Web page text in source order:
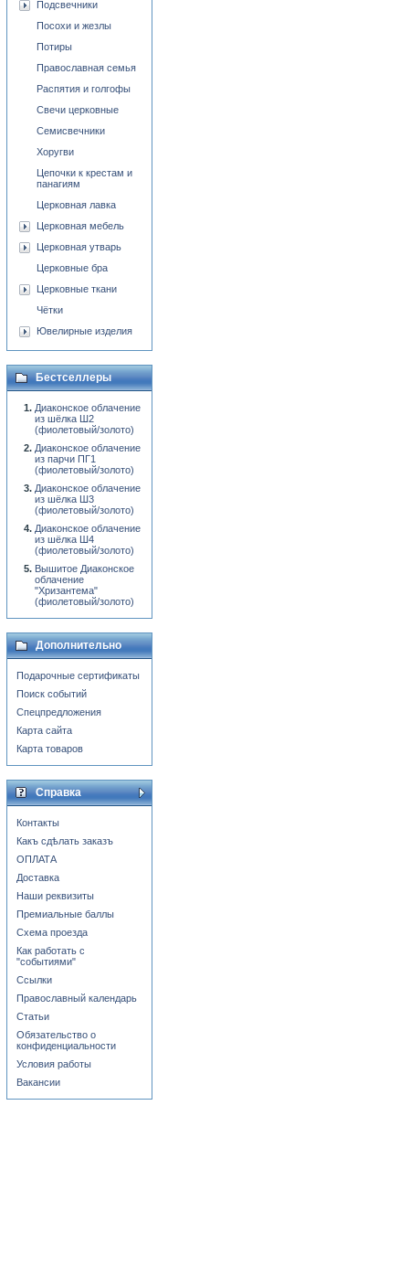
Подсвечники
Посохи и жезлы
Потиры
Православная семья
Распятия и голгофы
Свечи церковные
Семисвечники
Хоругви
Цепочки к крестам и
панагиям
Церковная лавка
Церковная мебель
Церковная утварь
Церковные бра
Церковные ткани
Чётки
Ювелирные изделия
Бестселлеры
Диаконское облачение
из шёлка Ш2
(фиолетовый/золото)
Диаконское облачение
из парчи ПГ1
(фиолетовый/золото)
Диаконское облачение
из шёлка Ш3
(фиолетовый/золото)
Диаконское облачение
из шёлка Ш4
(фиолетовый/золото)
Вышитое Диаконское
облачение
"Хризантема"
(фиолетовый/золото)
Дополнительно
Подарочные сертификаты
Поиск событий
Спецпредложения
Карта сайта
Карта товаров
Справка
Контакты
Какъ сдѣлать заказъ
ОПЛАТА
Доставка
Наши реквизиты
Премиальные баллы
Схема проезда
Как работать с
"событиями"
Ссылки
Православный календарь
Статьи
Обязательство о
конфиденциальности
Условия работы
Вакансии